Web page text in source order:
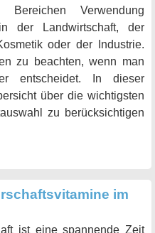
Bereichen Verwendung
der Landwirtschaft, der
oder der Industrie.
zu beachten, wenn man
entscheidet. In dieser
über die wichtigsten
zu berücksichtigen
im
ist eine spannende Zeit